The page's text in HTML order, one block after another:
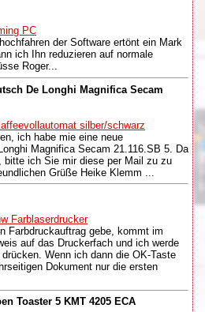
PC
der Software ertönt ein Mark
ich Ihn reduzieren auf normale
Roger...
De Longhi Magnifica Secam
silber/schwarz
ich habe mie eine neue
Magnifica Secam 21.116.SB 5. Da
bitte ich Sie mir diese per Mail zu zu
Grüße Heike Klemm ...
Farblaserdrucker
Farbdruckauftrag gebe, kommt im
auf das Druckerfach und ich werde
Wenn ich dann die OK-Taste
Dokument nur die ersten
Toaster 5 KMT 4205 ECA